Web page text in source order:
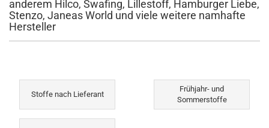
anderem Hilco, Swafing, Lillestoff, Hamburger Liebe,
Stenzo, Janeas World und viele weitere namhafte
Hersteller
Stoffe nach Lieferant
Frühjahr- und
Sommerstoffe